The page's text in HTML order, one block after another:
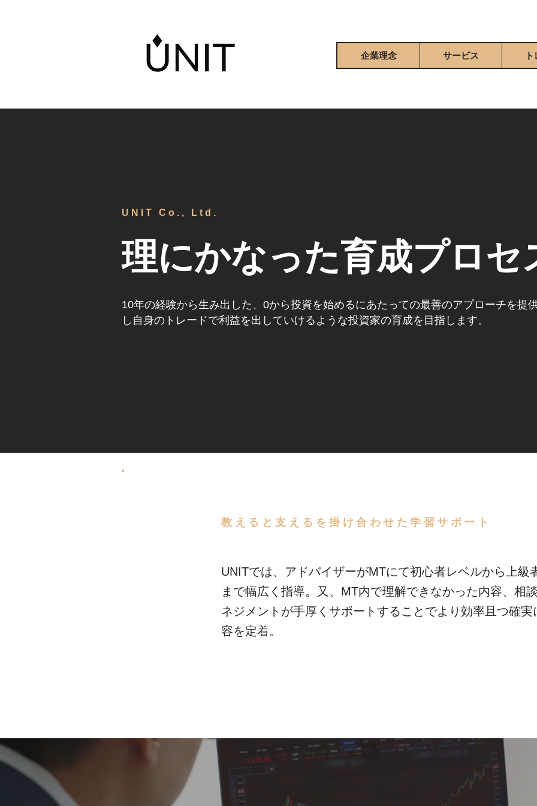
企業理念 サービス
​UNIT Co., Ltd.
理にかなった育成プロ
10年の経験から生み出した、0から投資を始めるにあたっての最善のアプローチを提
し自身のトレードで利益を出していけるような投資家の育成を目指します。
​教えると支えるを掛け合わせた学習サポート
UNITでは、アドバイザーがMTにて初心者レベルから上級
まで幅広く指導。又、MT内で理解できなかった内容、相
ネジメントが手厚くサポートすることでより効率且つ確実
容を定着。